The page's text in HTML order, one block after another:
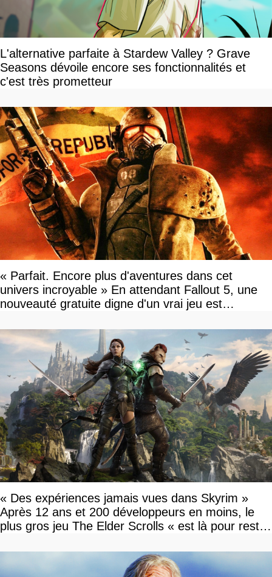
L'alternative parfaite à Stardew Valley ? Grave
Seasons dévoile encore ses fonctionnalités et
c'est très prometteur
« Parfait. Encore plus d'aventures dans cet
univers incroyable » En attendant Fallout 5, une
nouveauté gratuite digne d'un vrai jeu est
« Des expériences jamais vues dans Skyrim »
Après 12 ans et 200 développeurs en moins, le
plus gros jeu The Elder Scrolls « est là pour rester